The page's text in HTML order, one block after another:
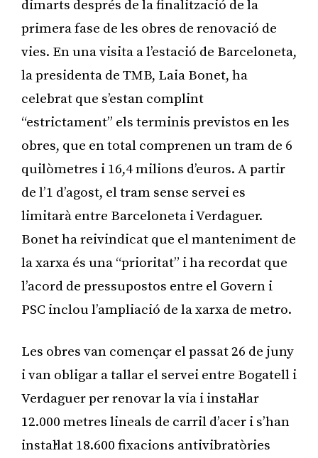
dimarts després de la finalització de la
primera fase de les obres de renovació de
vies. En una visita a l’estació de Barceloneta,
la presidenta de TMB, Laia Bonet, ha
celebrat que s’estan complint
“estrictament” els terminis previstos en les
obres, que en total comprenen un tram de 6
quilòmetres i 16,4 milions d’euros. A partir
de l’1 d’agost, el tram sense servei es
limitarà entre Barceloneta i Verdaguer.
Bonet ha reivindicat que el manteniment de
la xarxa és una “prioritat” i ha recordat que
l’acord de pressupostos entre el Govern i
PSC inclou l’ampliació de la xarxa de metro.
Les obres van començar el passat 26 de juny
i van obligar a tallar el servei entre Bogatell i
Verdaguer per renovar la via i instal·lar
12.000 metres lineals de carril d’acer i s’han
instal·lat 18.600 fixacions antivibratòries